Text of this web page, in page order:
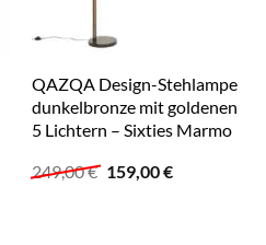
QAZQA Design-Stehlampe
dunkelbronze mit goldenen
5 Lichtern – Sixties Marmo
249,00€ Ursprünglicher
Preis
159,00€Aktueller